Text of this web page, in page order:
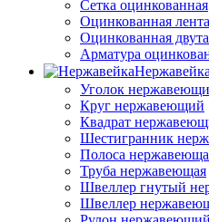
Сетка оцинкованная
Оцинкованная лента
Оцинкованная
Арматура
Нержавейка
Уголок
Круг нержавеющий
Квадрат
Шестигранник
Полоса
Труба нержавеющая
Швеллер гнутый
Швеллер